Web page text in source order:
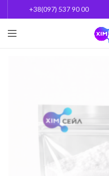
+38(097) 537 90 00